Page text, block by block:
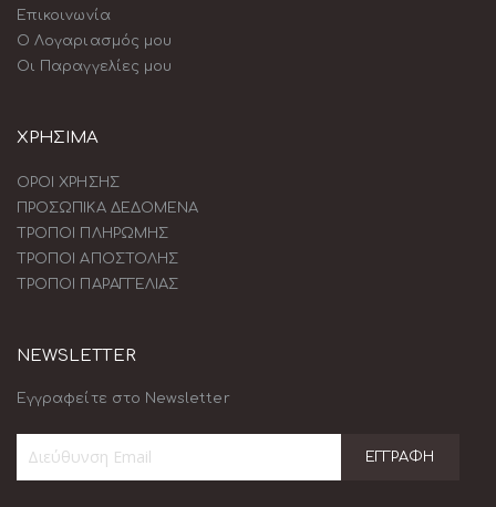
Επικοινωνία
Ο Λογαριασμός μου
Οι Παραγγελίες μου
ΧΡΗΣΙΜΑ
ΟΡΟΙ ΧΡΗΣΗΣ
ΠΡΟΣΩΠΙΚΑ ΔΕΔΟΜΕΝΑ
ΤΡΟΠΟΙ ΠΛΗΡΩΜΗΣ
ΤΡΟΠΟΙ ΑΠΟΣΤΟΛΗΣ
ΤΡΟΠΟΙ ΠΑΡΑΓΓΕΛΙΑΣ
NEWSLETTER
Εγγραφείτε στο Newsletter
ΕΓΓΡΑΦΉ